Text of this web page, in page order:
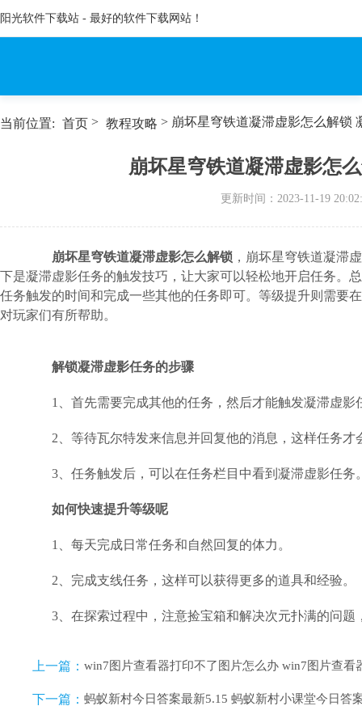
阳光软件下载站 - 最好的软件下载网站！
当前位置: 首页 > 教程攻略 > 崩坏星穹铁道凝滞虚影怎么解锁
崩坏星穹铁道凝滞虚影怎
更新时间： 2023-11-19
崩坏星穹铁道凝滞虚影怎么解锁 ，崩坏星穹铁道凝滞
下是凝滞虚影任务的触发技巧，让大家可以轻松地开启任务。
任务触发的时间和完成一些其他的任务即可。等级提升则需要
对玩家们有所帮助。
解锁凝滞虚影任务的步骤
1、首先需要完成其他的任务，然后才能触发凝滞虚影
2、等待瓦尔特发来信息并回复他的消息，这样任务才
3、任务触发后，可以在任务栏目中看到凝滞虚影任务
如何快速提升等级呢
1、每天完成日常任务和自然回复的体力。
2、完成支线任务，这样可以获得更多的道具和经验。
3、在探索过程中，注意捡宝箱和解决次元扑满的问题
上一篇： win7图片查看器打印不了图片怎么办 win7图片查看
下一篇： 蚂蚁新村今日答案最新5.15 蚂蚁新村小课堂今日答